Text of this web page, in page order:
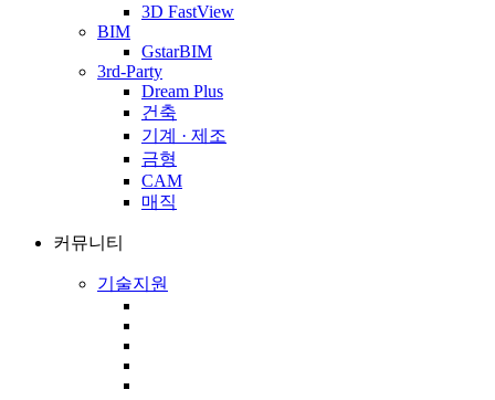
3D FastView
BIM
GstarBIM
3rd-Party
Dream Plus
건축
기계 · 제조
금형
CAM
매직
커뮤니티
기술지원